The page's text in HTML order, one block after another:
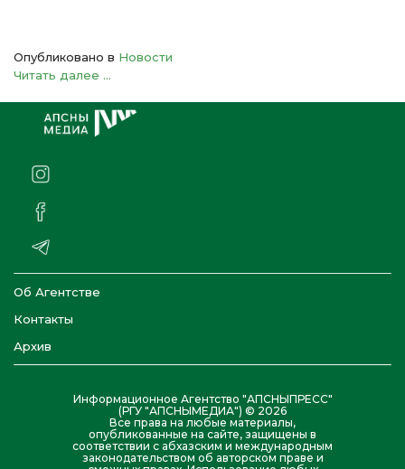
Опубликовано в Новости
Читать далее ...
Об Агентстве
Контакты
Архив
Информационное Агентство "АПСНЫПРЕСС"
(РГУ "АПСНЫМЕДИА") © 2026
Все права на любые материалы,
опубликованные на сайте, защищены в
соответствии с абхазским и международным
законодательством об авторском праве и